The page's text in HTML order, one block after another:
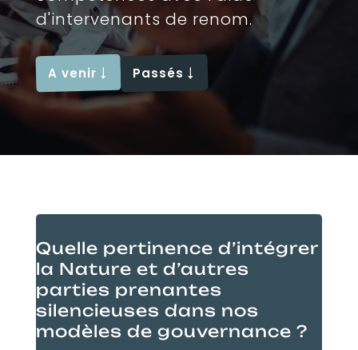
d'intervenants de renom.
A venir Passés
Quelle pertinence d’intégrer
la Nature et d’autres
parties prenantes
silencieuses dans nos
modèles de gouvernance ?